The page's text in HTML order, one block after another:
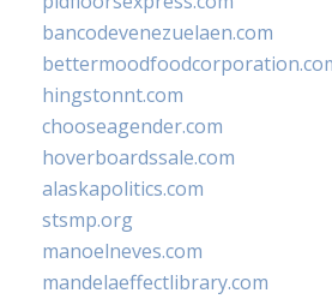
bancodevenezuelaen.com
hingstonnt.com
chooseagender.com
hoverboardssale.com
alaskapolitics.com
stsmp.org
manoelneves.com
mandelaeffectlibrary.com